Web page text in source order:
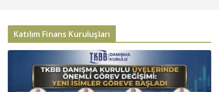
Katılım Finans Kuruluşları